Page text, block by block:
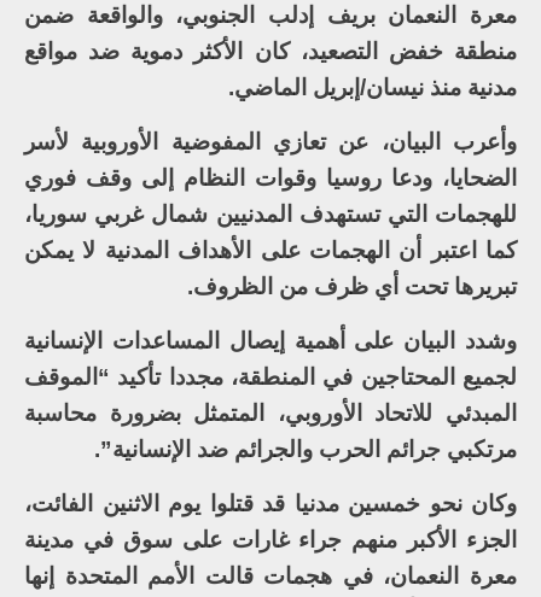
معرة النعمان بريف إدلب الجنوبي، والواقعة ضمن
منطقة خفض التصعيد، كان الأكثر دموية ضد مواقع
مدنية منذ نيسان/إبريل الماضي.
وأعرب البيان، عن تعازي المفوضية الأوروبية لأسر
الضحايا، ودعا روسيا وقوات النظام إلى وقف فوري
للهجمات التي تستهدف المدنيين شمال غربي سوريا،
كما اعتبر أن الهجمات على الأهداف المدنية لا يمكن
تبريرها تحت أي ظرف من الظروف.
وشدد البيان على أهمية إيصال المساعدات الإنسانية
لجميع المحتاجين في المنطقة، مجددا تأكيد “الموقف
المبدئي للاتحاد الأوروبي، المتمثل بضرورة محاسبة
مرتكبي جرائم الحرب والجرائم ضد الإنسانية”.
وكان نحو خمسين مدنيا قد قتلوا يوم الاثنين الفائت،
الجزء الأكبر منهم جراء غارات على سوق في مدينة
معرة النعمان، في هجمات قالت الأمم المتحدة إنها